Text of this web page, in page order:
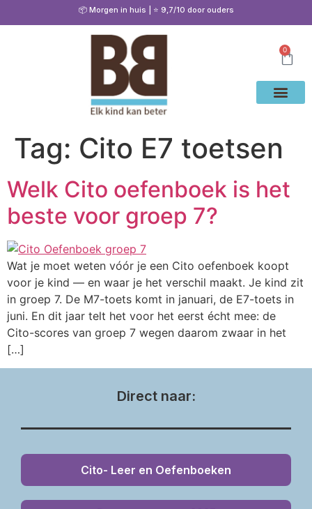
📦 Morgen in huis | ⭐ 9,7/10 door ouders
0
Tag: Cito E7 toetsen
Welk Cito oefenboek is het
beste voor groep 7?
Wat je moet weten vóór je een Cito oefenboek koopt
voor je kind — en waar je het verschil maakt. Je kind zit
in groep 7. De M7-toets komt in januari, de E7-toets in
juni. En dit jaar telt het voor het eerst écht mee: de
Cito-scores van groep 7 wegen daarom zwaar in het
[…]
Direct naar:
Cito- Leer en Oefenboeken